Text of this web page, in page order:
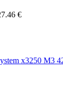
€
x3250 M3